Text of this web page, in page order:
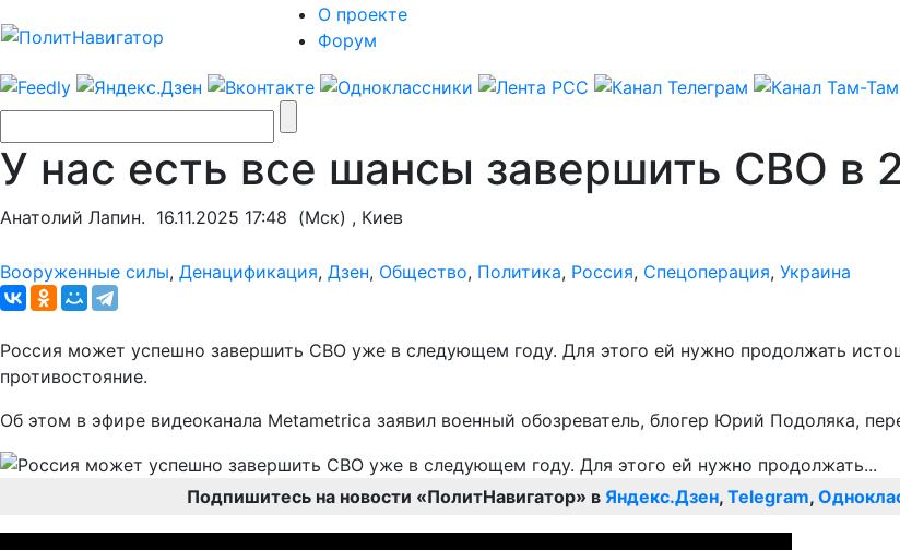
О проекте
Форум
У нас есть все шансы завершить СВО в
Анатолий Лапин. 16.11.2025 17:48 (Мск) , Киев
Вооруженные силы, Денацификация, Дзен, Общество, Политика, Россия, Спецоперация, Украина
Россия может успешно завершить СВО уже в следующем году. Для этого ей нужно продолжать
противостояние.
Об этом в эфире видеоканала Metametrica заявил военный обозреватель, блогер Юрий Подоляка,
Подпишитесь на новости «ПолитНавигатор» в Яндекс.Дзен, Telegram,